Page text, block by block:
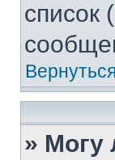
список
» Могу